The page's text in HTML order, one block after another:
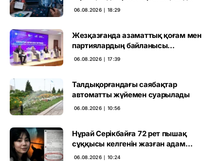
06.08.2026 ∣ 18:29
Жезқазғанда азаматтық қоғам мен
партиялардың байланысы
талқыланды
06.08.2026 ∣ 17:39
Талдықорғандағы саябақтар
автоматты жүйемен суарылады
06.08.2026 ∣ 10:56
Нұрай Серікбайға 72 рет пышақ
сұққысы келгенін жазған адам
ұсталды
06.08.2026 ∣ 10:24